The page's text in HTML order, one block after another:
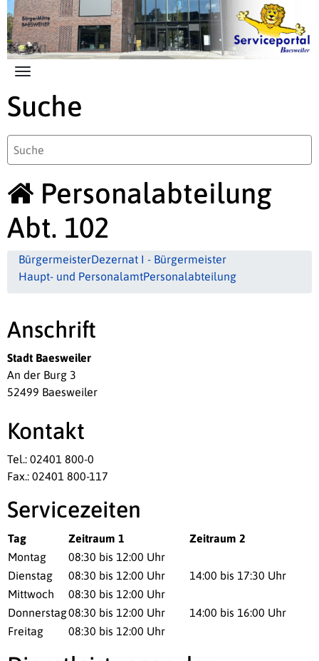
Zum Hauptinhalt springen
Suche
Personalabteilung
Abt. 102
BürgermeisterDezernat I - Bürgermeister
Haupt- und PersonalamtPersonalabteilung
Anschrift
Stadt Baesweiler
An der Burg 3
52499 Baesweiler
Kontakt
Tel.: 02401 800-0
Fax.: 02401 800-117
Servicezeiten
Tag Zeitraum 1
Zeitraum 2
Montag
08:30 bis 12:00 Uhr
Dienstag
08:30 bis 12:00 Uhr
14:00 bis 17:30 Uhr
Mittwoch
08:30 bis 12:00 Uhr
Donnerstag08:30 bis 12:00 Uhr
14:00 bis 16:00 Uhr
Freitag
08:30 bis 12:00 Uhr